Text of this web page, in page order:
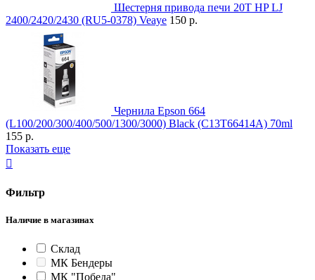
Шестерня привода печи 20T HP LJ
2400/2420/2430 (RU5-0378) Veaye 150 р.
Чернила Epson 664
(L100/200/300/400/500/1300/3000) Black (C13T66414A) 70ml
155 р.
Показать еще

Фильтр
Наличие в магазинах
Склад
МК Бендеры
МК "Победа"